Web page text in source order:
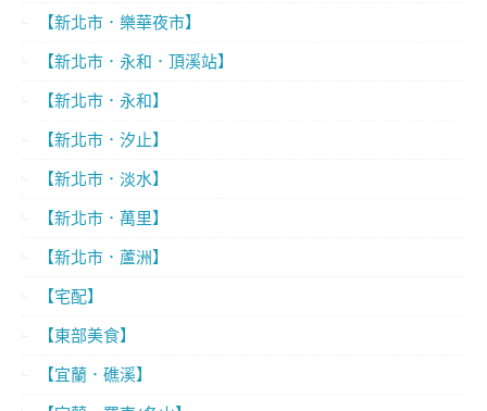
【新北市．樂華夜市】
【新北市．永和．頂溪站】
【新北市．永和】
【新北市．汐止】
【新北市．淡水】
【新北市．萬里】
【新北市．蘆洲】
【宅配】
【東部美食】
【宜蘭．礁溪】